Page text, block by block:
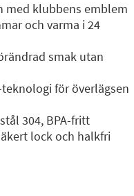
med klubbens emblem
och varma i 24
smak utan
för överlägsen
304, BPA-fritt
lock och halkfri